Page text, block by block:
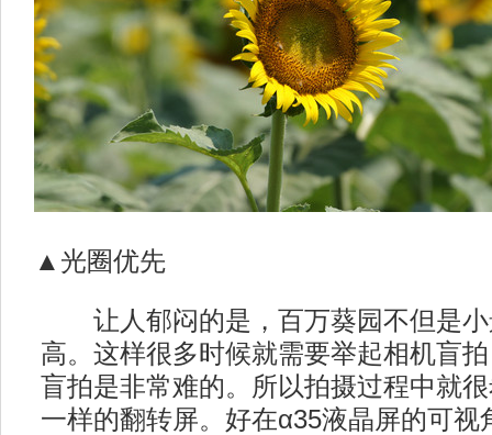
▲光圈优先
让人郁闷的是，百万葵园不但是小
高。这样很多时候就需要举起相机盲
盲拍是非常难的。所以拍摄过程中就
一样的翻转屏。好在α35液晶屏的可视